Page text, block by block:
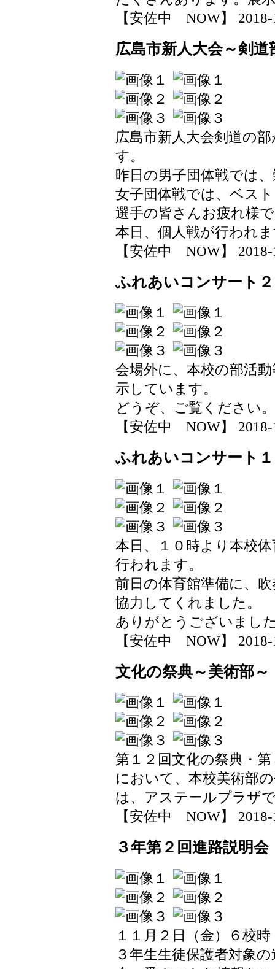
【安佐中 NOW】 2018-
広島市新人大会～剣道
広島市新人大会剣道の
す。
昨日の男子団体戦では
女子団体戦では、ベス
選手の皆さんお疲れ様
本日、個人戦が行われ
【安佐中 NOW】 2018-
ふれあいコンサート２
会場外に、本校の部活
示しています。
どうぞ、ご覧ください。
【安佐中 NOW】 2018-
ふれあいコンサート１
本日、１０時より本校
行われます。
前日の体育館準備に、
協力してくれました。
ありがとうございまし
【安佐中 NOW】 2018-
文化の祭典～美術部～
第１２回文化の祭典・
において、本校美術部
は、アステールプラザ
【安佐中 NOW】 2018-
３年第２回進路説明会
１１月２日（金）６校時
３年生生徒保護者対象